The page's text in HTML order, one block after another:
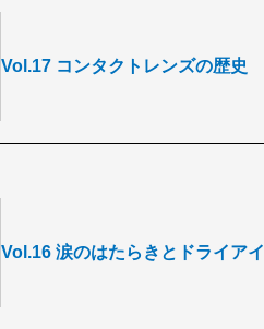
Vol.17 コンタクトレンズの歴史
Vol.16 涙のはたらきとドライアイ